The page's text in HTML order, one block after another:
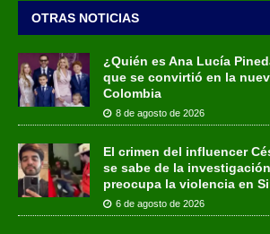
OTRAS NOTICIAS
¿Quién es Ana Lucía
que se convirtió en la
Colombia
8 de agosto de 2026
El crimen del influencer
se sabe de la
preocupa la violencia en
6 de agosto de 2026